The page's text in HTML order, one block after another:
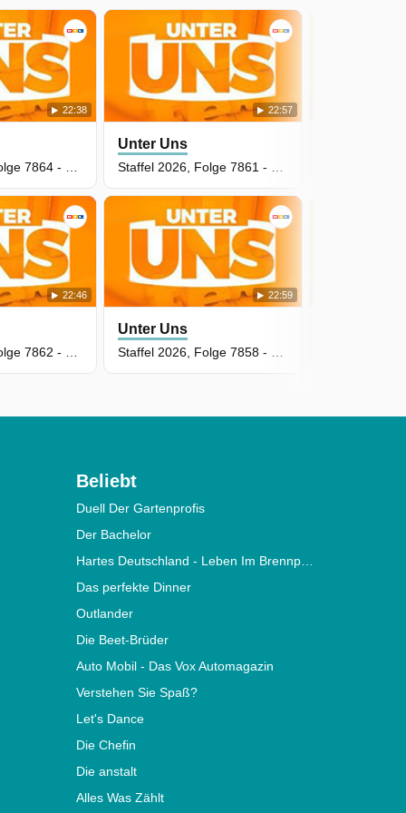
22:38
22:46
22:57
Unter Uns
22:59
Unter Uns
Beliebt
Duell Der Gartenprofis
Der Bachelor
Hartes Deutschland - Leben Im Brennpunkt
Das perfekte Dinner
Outlander
Die Beet-Brüder
Auto Mobil - Das Vox Automagazin
Verstehen Sie Spaß?
Let's Dance
Die Chefin
Die anstalt
Alles Was Zählt